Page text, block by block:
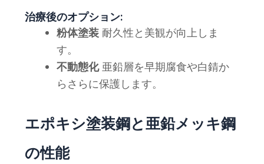
治療後のオプション:
粉体塗装 耐久性と美観が向上しま
す。
不動態化亜鉛層を早期腐食や白錆か
らさらに保護します。
エポキシ塗装鋼と亜鉛メッキ鋼
の性能